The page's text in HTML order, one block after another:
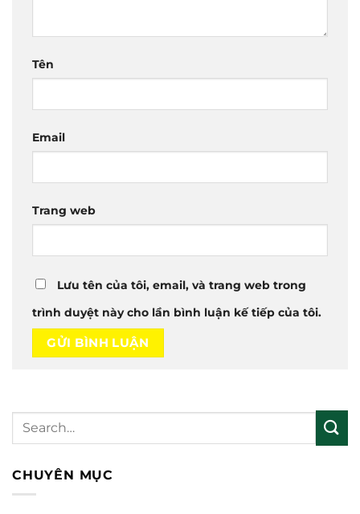
Tên
Email
Trang web
Lưu tên của tôi, email, và trang web trong
trình duyệt này cho lần bình luận kế tiếp của tôi.
CHUYÊN MỤC